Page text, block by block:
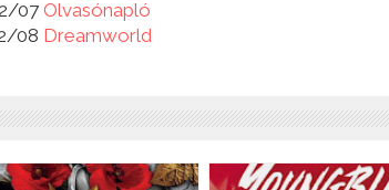
07 Olvasónapló
08 Dreamworld